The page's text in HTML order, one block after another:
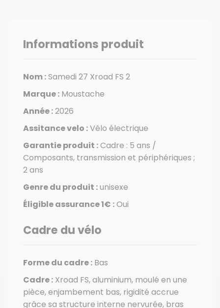
Informations produit
Nom :Samedi 27 Xroad FS 2
Marque : Moustache
Année :2026
Assitance velo :Vélo électrique
Garantie produit :Cadre : 5 ans /
Composants, transmission et périphériques ;
2 ans
Genre du produit :unisexe
Éligible assurance 1€ :Oui
Cadre du vélo
Forme du cadre : Bas
Cadre : Xroad FS, aluminium, moulé en une
pièce, enjambement bas, rigidité accrue
grâce sa structure interne nervurée, bras